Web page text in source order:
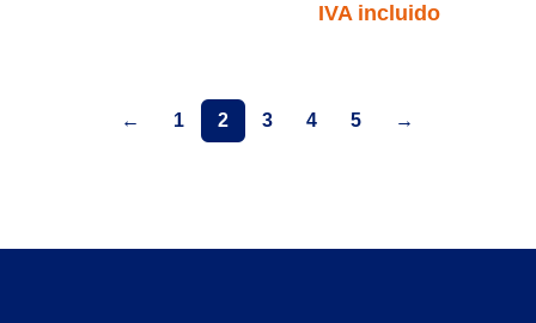
precios:
hasta
852.72€
IVA incluido
← 1 2 3 4 5 →